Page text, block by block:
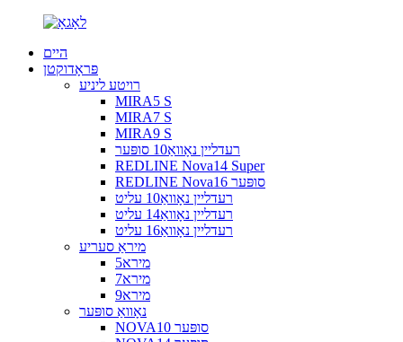
היים
פּראָדוקטן
רויטע ליניע
MIRA5 S
MIRA7 S
MIRA9 S
רעדליין נאָוואַ10 סופּער
REDLINE Nova14 Super
REDLINE Nova16 סופּער
רעדליין נאָוואַ10 עליט
רעדליין נאָוואַ14 עליט
רעדליין נאָוואַ16 עליט
מיראַ סעריע
מירא5
מירא7
מירא9
נאָוואַ סופּער
NOVA10 סופּער